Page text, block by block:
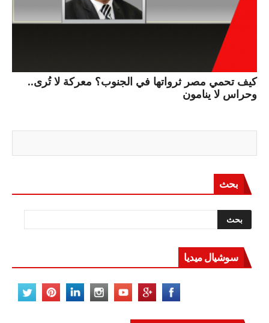
كيف تحمي مصر ثرواتها في الجنوب؟ معركة لا تُرى..
وحراس لا ينامون
بحث
سوشيال ميديا